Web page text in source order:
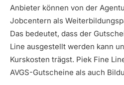
Anbieter können von der
Jobcentern als
Das bedeutet, dass der
Line ausgestellt werden kann
Kurskosten trägst. Piek Fine
AVGS-Gutscheine als auch